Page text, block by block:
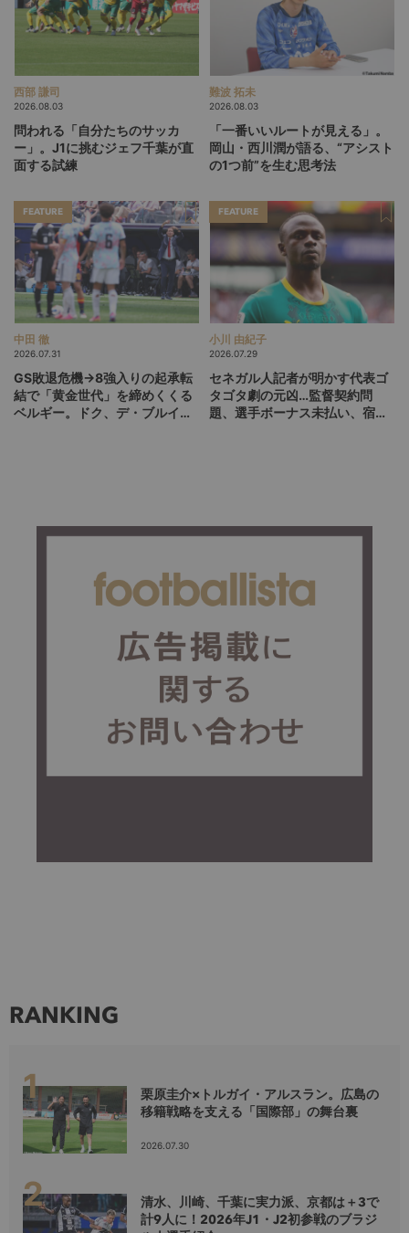
西部 謙司
2026.08.03
問われる「自分たちのサッカ
ー」。J1に挑むジェフ千葉が直
面する試練
難波 拓未
2026.08.03
「一番いいルートが見える」。
岡山・西川潤が語る、“アシスト
の1つ前”を生む思考法
FEATURE
中田 徹
2026.07.31
GS敗退危機→8強入りの起承転
結で「黄金世代」を締めくくる
ベルギー。ドク、デ・ブルイネ
FEATURE
小川 由紀子
2026.07.29
セネガル人記者が明かす代表ゴ
タゴタ劇の元凶…監督契約問
題、選手ボーナス未払い、宿
RANKING
栗原圭介×トルガイ・アルスラン。広島の
移籍戦略を支える「国際部」の舞台裏
2026.07.30
清水、川崎、千葉に実力派、京都は＋3で
計9人に！2026年J1・J2初参戦のブラジ